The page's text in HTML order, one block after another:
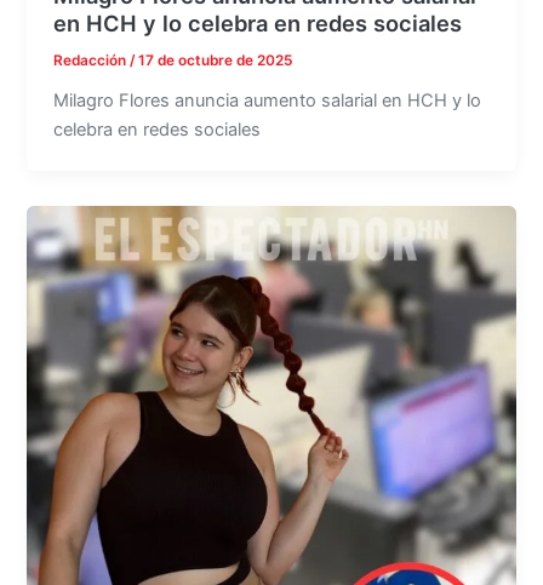
en HCH y lo celebra en redes sociales
Redacción/17 de octubre de 2025
Milagro Flores anuncia aumento salarial en HCH y lo
celebra en redes sociales